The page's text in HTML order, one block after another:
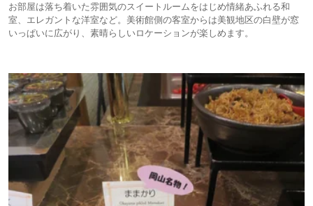
お部屋は落ち着いた雰囲気のスイートルームをはじめ情緒あふれる和
室、エレガントな洋室など。美術館側の客室からは美観地区の白壁が窓
いっぱいに広がり、素晴らしいロケーションが楽しめます。